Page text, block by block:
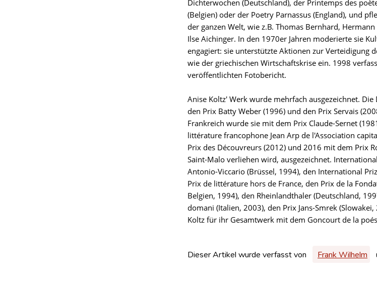
Dichterwochen (Deutschland), der Printemps des
(Belgien) oder der Poetry Parnassus (England), und
der ganzen Welt, wie z.B. Thomas Bernhard,
Ilse Aichinger. In den 1970er Jahren moderierte sie
engagiert: sie unterstützte Aktionen zur Verteidigung
wie der griechischen Wirtschaftskrise ein. 1998
veröffentlichten Fotobericht.
Anise Koltz' Werk wurde mehrfach ausgezeichnet.
den Prix Batty Weber (1996) und den Prix Servais
Frankreich wurde sie mit dem Prix Claude-Sernet
littérature francophone Jean Arp de l'Association
Prix des Découvreurs (2012) und 2016 mit dem Prix
Saint-Malo verliehen wird, ausgezeichnet.
Antonio-Viccario (Brüssel, 1994), den International
Prix de littérature hors de France, den Prix de la
Belgien, 1994), den Rheinlandthaler (Deutschland,
domani (Italien, 2003), den Prix Jans-Smrek
Koltz für ihr Gesamtwerk mit dem Goncourt de la
Dieser Artikel wurde verfasst von Frank Wilhelm